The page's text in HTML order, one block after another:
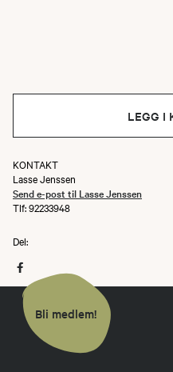
LEGG I
KONTAKT
Lasse Jenssen
Send e-post til Lasse Jenssen
Tlf: 92233948
Del:
Bli medlem!